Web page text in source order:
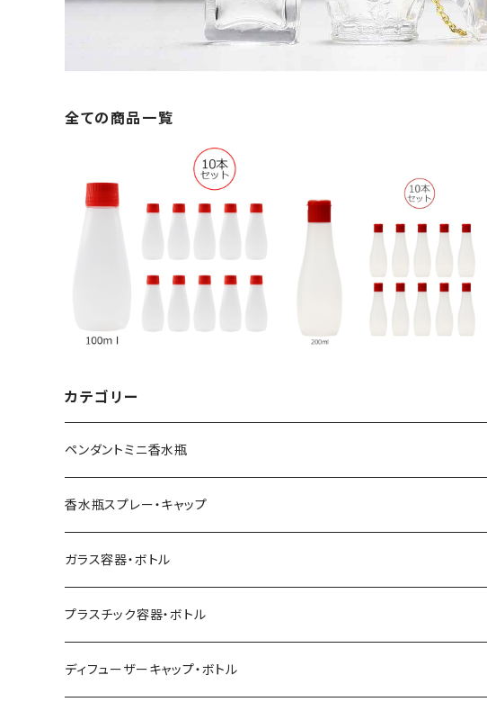
全ての商品一覧
マヨネーズチューブ 100ml
マヨネーズチューブ 200ml
1つ穴ヒンジキャップ 10本
セット
¥1,320
カテゴリー
ペンダントミニ香水瓶
ミニ香水瓶
キャップ・チェーン・スポイト・パッキン
香水瓶スプレー・キャップ
香水瓶スプレーセット
香水瓶SPシリーズ
香水瓶キャップセット
ガラス容器・ボトル
LTボトル
アンバー（茶）・フロスト
エムボトル
プラスチック容器・ボトル
ペットボトル
ディフューザーキャップ・ボトル